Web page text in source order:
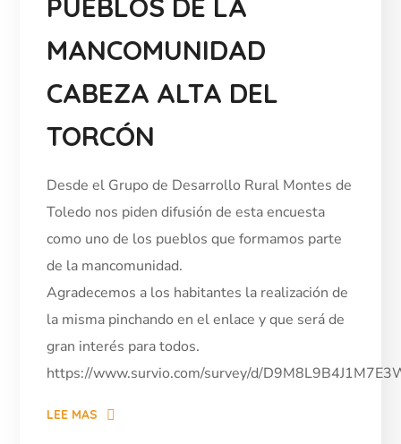
PUEBLOS DE LA
MANCOMUNIDAD
CABEZA ALTA DEL
TORCÓN
Desde el Grupo de Desarrollo Rural Montes de
Toledo nos piden difusión de esta encuesta
como uno de los pueblos que formamos parte
de la mancomunidad.
Agradecemos a los habitantes la realización de
la misma pinchando en el enlace y que será de
gran interés para todos.
https://www.survio.com/survey/d/
LEE MAS